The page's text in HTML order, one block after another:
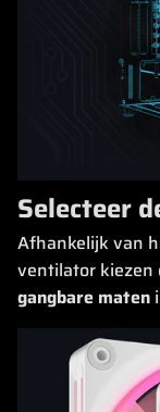
Selecteer
Afhankelijk van
ventilator kiezen
gangbare maten